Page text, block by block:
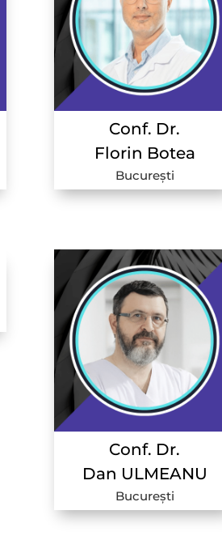
Conf. Dr.
Florin Botea
București
Conf. Dr.
Dan ULMEANU
București